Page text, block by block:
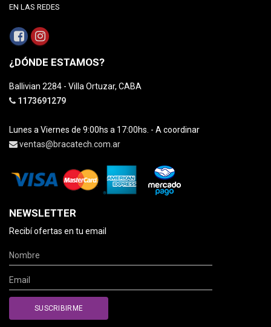
EN LAS REDES
¿DÓNDE ESTAMOS?
Ballivian 2284 - Villa Ortuzar, CABA
1173691279
Lunes a Viernes de 9:00hs a 17:00hs. - A coordinar
ventas@bracatech.com.ar
NEWSLETTER
Recibí ofertas en tu email